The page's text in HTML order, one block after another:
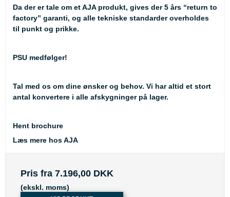
Da der er tale om et AJA produkt, gives der 5 års “return to
factory” garanti, og alle tekniske standarder overholdes
til punkt og prikke.
PSU medfølger!
Tal med os om dine ønsker og behov. Vi har altid et stort
antal konvertere i alle afskygninger på lager.
Hent brochure
Læs mere hos AJA
Pris fra 7.196,00 DKK
(ekskl. moms)